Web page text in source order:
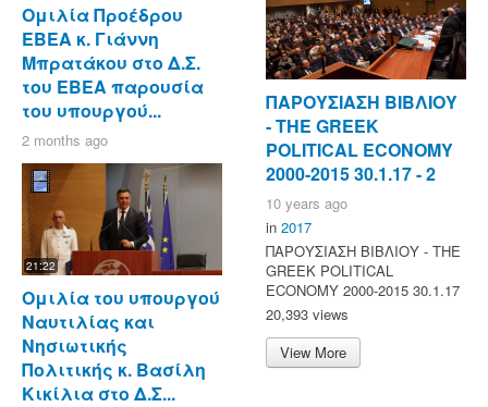
Ομιλία Προέδρου
ΕΒΕΑ κ. Γιάννη
Μπρατάκου στο Δ.Σ.
του ΕΒΕΑ παρουσία
του υπουργού...
2 months ago
21:22
Ομιλία του υπουργού
Ναυτιλίας και
Νησιωτικής
Πολιτικής κ. Βασίλη
Κικίλια στο Δ.Σ...
ΠΑΡΟΥΣΙΑΣΗ ΒΙΒΛΙΟΥ
- ΤΗΕ GREEK
POLITICAL ECONOMY
2000-2015 30.1.17 - 2
10 years ago
in 2017
ΠΑΡΟΥΣΙΑΣΗ ΒΙΒΛΙΟΥ - ΤΗΕ
GREEK POLITICAL
ECONOMY 2000-2015 30.1.17
20,393 views
View More